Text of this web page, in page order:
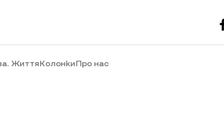
ЖиттяКолонкиПро нас